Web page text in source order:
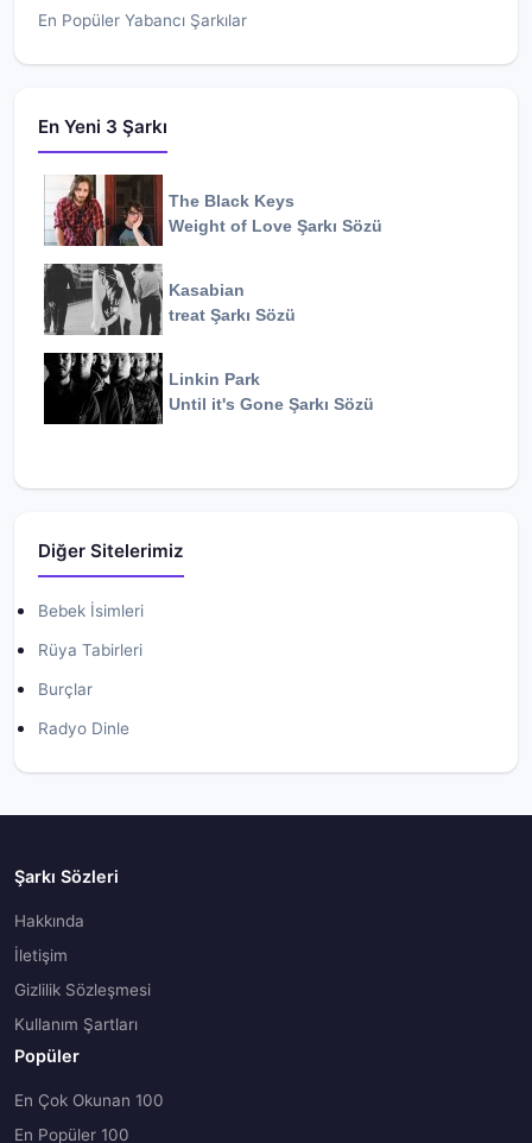
En Popüler Yabancı Şarkılar
En Yeni 3 Şarkı
The Black Keys
Weight of Love Şarkı Sözü
Kasabian
treat Şarkı Sözü
Linkin Park
Until it's Gone Şarkı Sözü
Diğer Sitelerimiz
Bebek İsimleri
Rüya Tabirleri
Burçlar
Radyo Dinle
Şarkı Sözleri
Hakkında
İletişim
Gizlilik Sözleşmesi
Kullanım Şartları
Popüler
En Çok Okunan 100
En Popüler 100